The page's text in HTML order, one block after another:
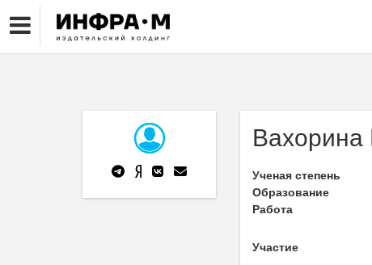
Ученая степень
Образование
Работа
Участие